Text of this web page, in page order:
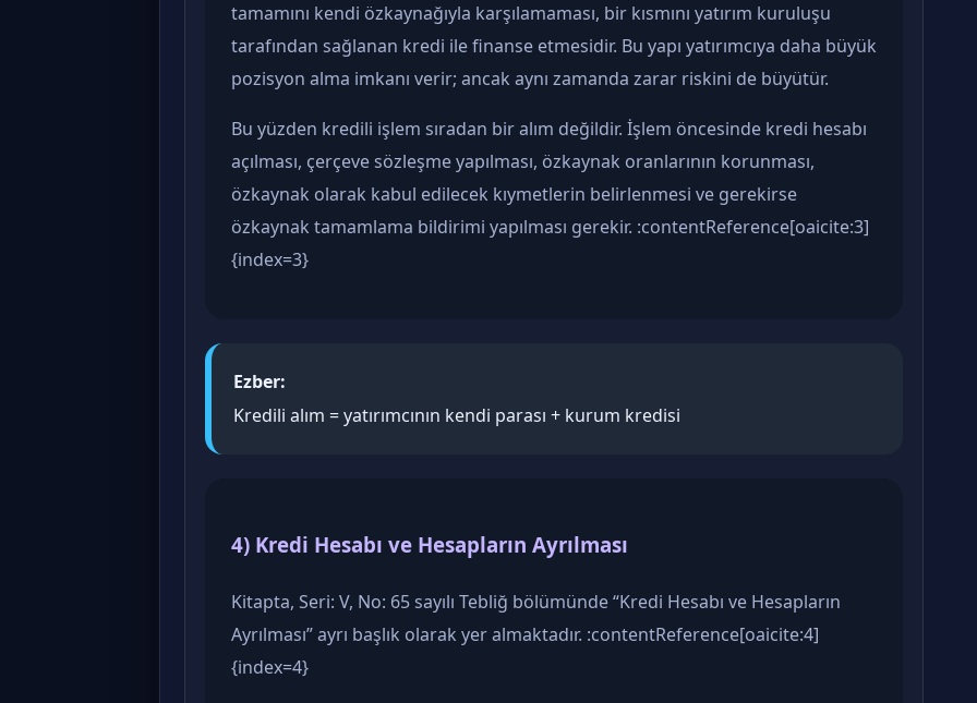
tamamını kendi özkaynağıyla karşılamaması, bir kısmını yatırım kuruluşu
tarafından sağlanan kredi ile finanse etmesidir. Bu yapı yatırımcıya daha büyük
pozisyon alma imkanı verir; ancak aynı zamanda zarar riskini de büyütür.
Bu yüzden kredili işlem sıradan bir alım değildir. İşlem öncesinde kredi hesabı
açılması, çerçeve sözleşme yapılması, özkaynak oranlarının korunması,
özkaynak olarak kabul edilecek kıymetlerin belirlenmesi ve gerekirse
özkaynak tamamlama bildirimi yapılması gerekir. :contentReference[oaicite:3]
{index=3}
Ezber:
Kredili alım = yatırımcının kendi parası + kurum kredisi
4) Kredi Hesabı ve Hesapların Ayrılması
Kitapta, Seri: V, No: 65 sayılı Tebliğ bölümünde “Kredi Hesabı ve Hesapların
Ayrılması” ayrı başlık olarak yer almaktadır. :contentReference[oaicite:4]
{index=4}